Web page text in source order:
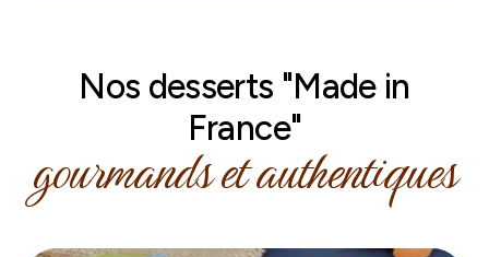
Nos desserts "Made in
France"
gourmands et authentiques